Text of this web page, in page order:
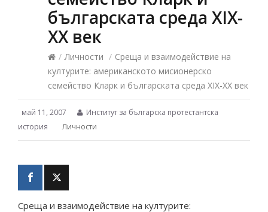
българската среда ХІХ-
ХХ век
/ Личности / Среща и взаимодействие на
културите: американското мисионерско
семейство Кларк и българската среда ХІХ-ХХ век
май 11, 2007
Институт за българска протестантска
история
Личности
Среща и взаимодействие на културите: